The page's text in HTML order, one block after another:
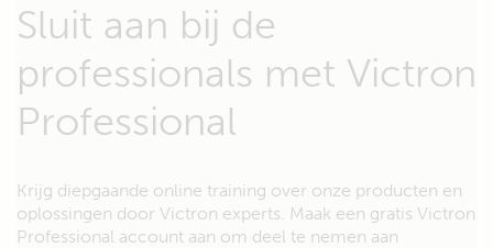
Sluit aan bij de
professionals met Victron
Professional
Krijg diepgaande online training over onze producten en
oplossingen door Victron experts. Maak een gratis Victron
Professional account aan om deel te nemen aan